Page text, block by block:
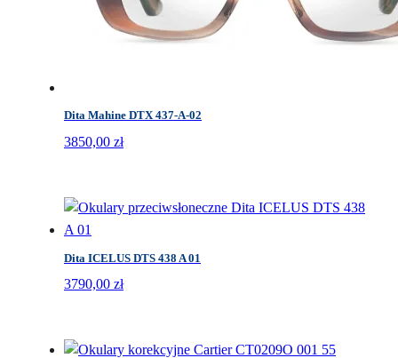
Dita Mahine DTX 437-A-02
3850,00 zł
Dita ICELUS DTS 438 A 01
3790,00 zł